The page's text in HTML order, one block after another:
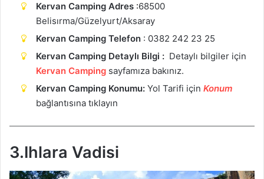
Kervan Camping Adres :68500
Belisırma/Güzelyurt/Aksaray
Kervan Camping Telefon : 0382 242 23 25
Kervan Camping Detaylı Bilgi : Detaylı bilgiler için
Kervan Camping sayfamıza bakınız.
Kervan Camping Konumu: Yol Tarifi için Konum
bağlantısına tıklayın
3.Ihlara Vadisi